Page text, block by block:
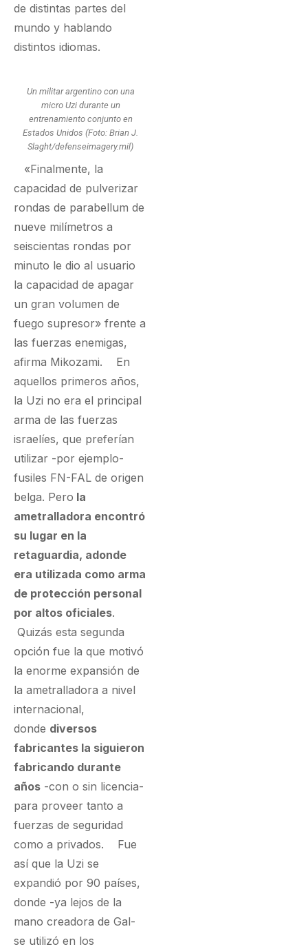
de distintas partes del
mundo y hablando
distintos idiomas.
Un militar argentino con una
micro Uzi durante un
entrenamiento conjunto en
Estados Unidos (Foto: Brian J.
Slaght/defenseimagery.mil)
«Finalmente, la
capacidad de pulverizar
rondas de parabellum de
nueve milímetros a
seiscientas rondas por
minuto le dio al usuario
la capacidad de apagar
un gran volumen de
fuego supresor» frente a
las fuerzas enemigas,
afirma Mikozami. En
aquellos primeros años,
la Uzi no era el principal
arma de las fuerzas
israelíes, que preferían
utilizar -por ejemplo-
fusiles FN-FAL de origen
belga. Pero la
ametralladora encontró
su lugar en la
retaguardia, adonde
era utilizada como arma
de protección personal
por altos oficiales.
Quizás esta segunda
opción fue la que motivó
la enorme expansión de
la ametralladora a nivel
internacional,
donde diversos
fabricantes la siguieron
fabricando durante
años -con o sin licencia-
para proveer tanto a
fuerzas de seguridad
como a privados. Fue
así que la Uzi se
expandió por 90 países,
donde -ya lejos de la
mano creadora de Gal-
se utilizó en los